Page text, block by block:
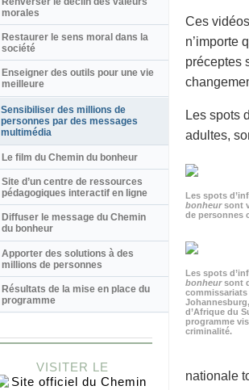
Ces
n’importe
préceptes
Les spots
adultes,
Les spots
bonheursont
de personnes
Les spots
bonheursont
d’Afrique du
programme
criminalité.
nationale
morales
Restaurer le sens moral dans la
société
Enseigner des outils pour une vie
meilleure
Sensibiliser des millions de
personnes par des messages
multimédia
Le film du Chemin du bonheur
Site d’un centre de ressources
pédagogiques interactif en ligne
Diffuser le message du Chemin
du bonheur
Apporter des solutions à des
millions de personnes
Résultats de la mise en place du
programme
VISITER LE